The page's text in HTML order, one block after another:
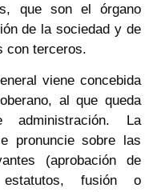
que son el órgano
de la sociedad y de
con terceros.
viene concebida
al que queda
administración. La
pronuncie sobre las
(aprobación de
fusión o